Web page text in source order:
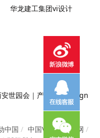
华龙建工集团vi设计
安世园会｜产品画册design
中国 / 中国VI设计知识网 /